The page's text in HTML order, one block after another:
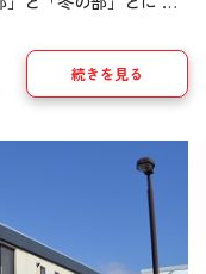
ラン「ジェッ […]
続きを見る